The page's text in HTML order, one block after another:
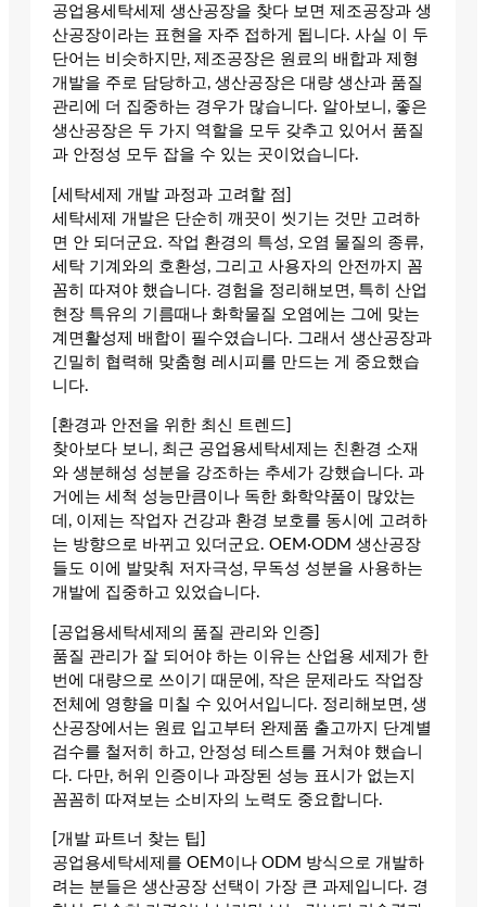
공업용세탁세제 생산공장을 찾다 보면 제조공장과 생
산공장이라는 표현을 자주 접하게 됩니다. 사실 이 두
단어는 비슷하지만, 제조공장은 원료의 배합과 제형
개발을 주로 담당하고, 생산공장은 대량 생산과 품질
관리에 더 집중하는 경우가 많습니다. 알아보니, 좋은
생산공장은 두 가지 역할을 모두 갖추고 있어서 품질
과 안정성 모두 잡을 수 있는 곳이었습니다.
[세탁세제 개발 과정과 고려할 점]
세탁세제 개발은 단순히 깨끗이 씻기는 것만 고려하
면 안 되더군요. 작업 환경의 특성, 오염 물질의 종류,
세탁 기계와의 호환성, 그리고 사용자의 안전까지 꼼
꼼히 따져야 했습니다. 경험을 정리해보면, 특히 산업
현장 특유의 기름때나 화학물질 오염에는 그에 맞는
계면활성제 배합이 필수였습니다. 그래서 생산공장과
긴밀히 협력해 맞춤형 레시피를 만드는 게 중요했습
니다.
[환경과 안전을 위한 최신 트렌드]
찾아보다 보니, 최근 공업용세탁세제는 친환경 소재
와 생분해성 성분을 강조하는 추세가 강했습니다. 과
거에는 세척 성능만큼이나 독한 화학약품이 많았는
데, 이제는 작업자 건강과 환경 보호를 동시에 고려하
는 방향으로 바뀌고 있더군요. OEM·ODM 생산공장
들도 이에 발맞춰 저자극성, 무독성 성분을 사용하는
개발에 집중하고 있었습니다.
[공업용세탁세제의 품질 관리와 인증]
품질 관리가 잘 되어야 하는 이유는 산업용 세제가 한
번에 대량으로 쓰이기 때문에, 작은 문제라도 작업장
전체에 영향을 미칠 수 있어서입니다. 정리해보면, 생
산공장에서는 원료 입고부터 완제품 출고까지 단계별
검수를 철저히 하고, 안정성 테스트를 거쳐야 했습니
다. 다만, 허위 인증이나 과장된 성능 표시가 없는지
꼼꼼히 따져보는 소비자의 노력도 중요합니다.
[개발 파트너 찾는 팁]
공업용세탁세제를 OEM이나 ODM 방식으로 개발하
려는 분들은 생산공장 선택이 가장 큰 과제입니다. 경